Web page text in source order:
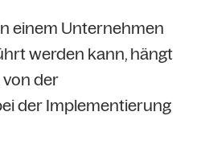
einem Unternehmen
werden kann, hängt
der
der Implementierung